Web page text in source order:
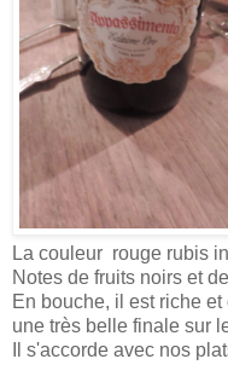
La couleur rouge rubis
Notes de fruits noirs et
En bouche, il est riche
une très belle finale sur
Il s'accorde avec nos